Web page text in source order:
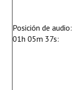
Posición de audio:
01h 05m 37s: